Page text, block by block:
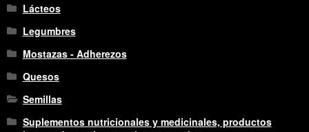
Lácteos
Legumbres
Mostazas - Adherezos
Quesos
Semillas
Suplementos nutricionales y medicinales, productos